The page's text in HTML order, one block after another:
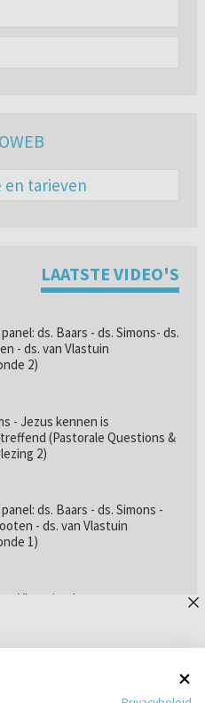
tarieven
LAATSTE VIDEO'S
ds. Baars - ds. Simons- ds.
- ds. van Vlastuin
2)
- Jezus kennen is
(Pastorale Questions &
2)
ds. Baars - ds. Simons -
- ds. van Vlastuin
1)
Vlastuin - Is